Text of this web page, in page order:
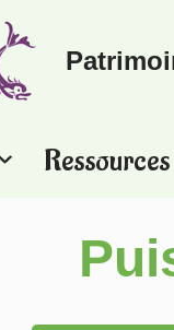
Ressources